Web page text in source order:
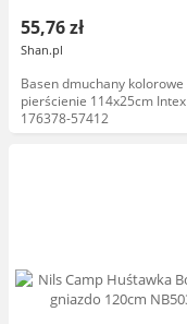
55,76 zł
Shan.pl
Basen dmuchany kolorowe
pierścienie 114x25cm Intex
176378-57412